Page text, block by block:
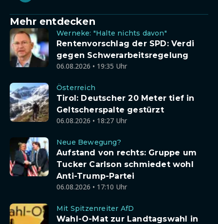
Mehr entdecken
Werneke: "Halte nichts davon"
Rentenvorschlag der SPD: Verdi
gegen Schwerarbeitsregelung
06.08.2026 • 19:35 Uhr
Österreich
Tirol: Deutscher 20 Meter tief in
Geltscherspalte gestürzt
06.08.2026 • 18:27 Uhr
Neue Bewegung?
Aufstand von rechts: Gruppe um
Tucker Carlson schmiedet wohl
Anti-Trump-Partei
06.08.2026 • 17:10 Uhr
Mit Spitzenreiter AfD
Wahl-O-Mat zur Landtagswahl in